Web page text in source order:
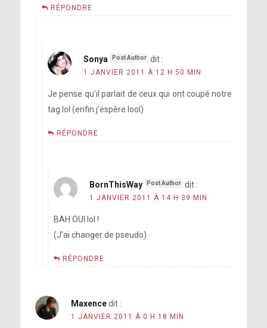
RÉPONDRE
Sonya dit :
1 JANVIER 2011 À 12 H 50 MIN
Je pense qu’il parlait de ceux qui ont coupé notre
tag lol (enfin j’espère lool)
RÉPONDRE
BornThisWay dit :
1 JANVIER 2011 À 14 H 39 MIN
BAH OUI lol !
(J’ai changer de pseudo)
RÉPONDRE
Maxence dit :
1 JANVIER 2011 À 0 H 18 MIN